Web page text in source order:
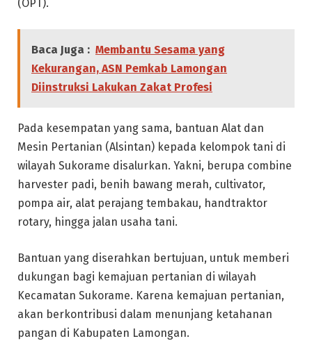
(OPT).
Baca Juga : Membantu Sesama yang
Kekurangan, ASN Pemkab Lamongan
Diinstruksi Lakukan Zakat Profesi
Pada kesempatan yang sama, bantuan Alat dan
Mesin Pertanian (Alsintan) kepada kelompok tani di
wilayah Sukorame disalurkan. Yakni, berupa combine
harvester padi, benih bawang merah, cultivator,
pompa air, alat perajang tembakau, handtraktor
rotary, hingga jalan usaha tani.
Bantuan yang diserahkan bertujuan, untuk memberi
dukungan bagi kemajuan pertanian di wilayah
Kecamatan Sukorame. Karena kemajuan pertanian,
akan berkontribusi dalam menunjang ketahanan
pangan di Kabupaten Lamongan.